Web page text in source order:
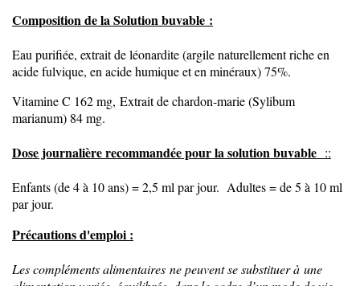
Composition de la Solution buvable :
Eau purifiée, extrait de léonardite (argile naturellement riche en
acide fulvique, en acide humique et en minéraux) 75%.
Vitamine C 162 mg, Extrait de chardon-marie (Sylibum
marianum) 84 mg.
Dose journalière recommandée pour la solution buvable ::
Enfants (de 4 à 10 ans) = 2,5 ml par jour. Adultes = de 5 à 10 ml
par jour.
Précautions d'emploi :
Les compléments alimentaires ne peuvent se substituer à une